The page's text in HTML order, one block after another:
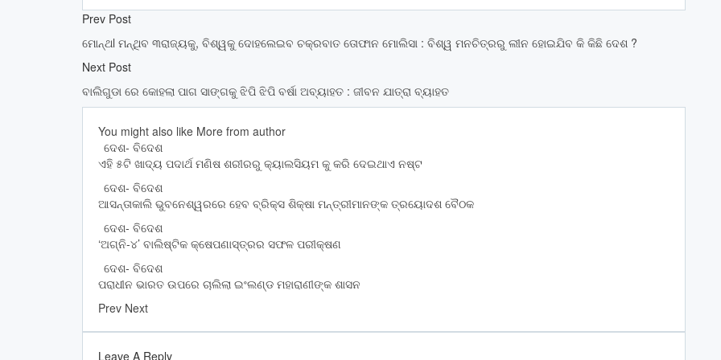
Prev Post
ମୋନ୍ଥl ମନ୍ଥିବ ୩ରାଜ୍ୟକୁ, ବିଶ୍ୱକୁ ଦୋହଲେଇବ ଚକ୍ରବାତ ତୋଫାନ ମୋଲିସା : ବିଶ୍ୱ ମନଚିତ୍ରରୁ ଲୀନ ହୋଇଯିବ କି କିଛି ଦେଶ ?
Next Post
ବାଲିଗୁଡା ରେ କୋହଲା ପାଗ ସାଙ୍ଗକୁ ଝିପି ଝିପି ବର୍ଷା ଅବ୍ୟାହତ : ଜୀବନ ଯାତ୍ରା ବ୍ୟାହତ
You might also like More from author
ଦେଶ- ବିଦେଶ
ଏହି ୫ଟି ଖାଦ୍ୟ ପଦାର୍ଥ ମଣିଷ ଶରୀରରୁ କ୍ୟାଲସିୟମ କୁ କରି ଦେଇଥାଏ ନଷ୍ଟ
ଦେଶ- ବିଦେଶ
ଆସନ୍ତାକାଲି ଭୁବନେଶ୍ୱରରେ ହେବ ବ୍ରିକ୍ସ ଶିକ୍ଷା ମନ୍ତ୍ରୀମାନଙ୍କ ତ୍ରୟୋଦଶ ବୈଠକ
ଦେଶ- ବିଦେଶ
‘ଅଗ୍ନି-୪’ ବାଲିଷ୍ଟିକ କ୍ଷେପଣାସ୍ତ୍ରର ସଫଳ ପରୀକ୍ଷଣ
ଦେଶ- ବିଦେଶ
ପରାଧୀନ ଭାରତ ଉପରେ ଚାଲିଲା ଇଂଲଣ୍ଡ ମହାରାଣୀଙ୍କ ଶାସନ
Prev Next
Leave A Reply